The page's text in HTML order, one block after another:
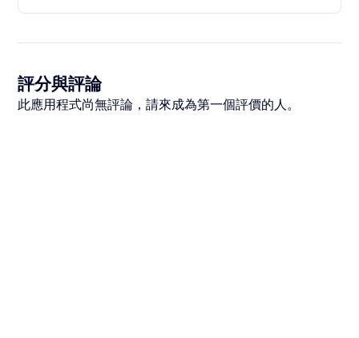
評分與評論
此應用程式尚無評論，請來成為第一個評價的人。